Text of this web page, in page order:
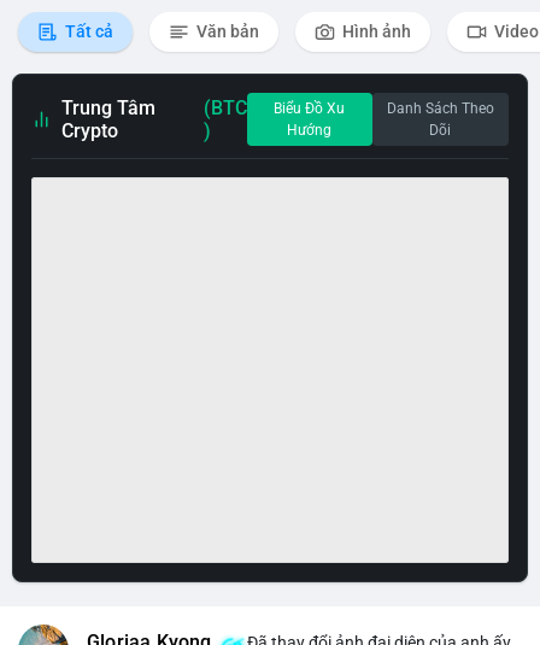
Tất cả Văn bản Hình ảnh Video
Trung Tâm
Crypto
(BTC
)
Biểu Đồ Xu
Hướng
Danh Sách Theo
Dõi